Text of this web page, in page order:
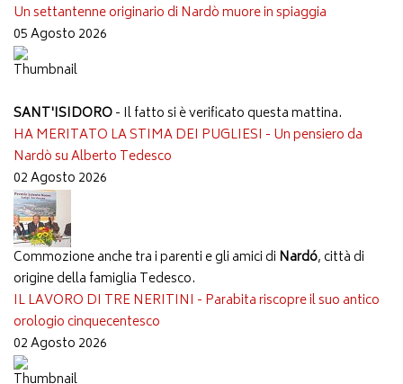
Un settantenne originario di Nardò muore in spiaggia
05 Agosto 2026
SANT'ISIDORO- Il fatto si è verificato questa mattina.
HA MERITATO LA STIMA DEI PUGLIESI - Un pensiero da
Nardò su Alberto Tedesco
02 Agosto 2026
Commozione anche tra i parenti e gli amici di Nardó, città di
origine della famiglia Tedesco.
IL LAVORO DI TRE NERITINI - Parabita riscopre il suo antico
orologio cinquecentesco
02 Agosto 2026